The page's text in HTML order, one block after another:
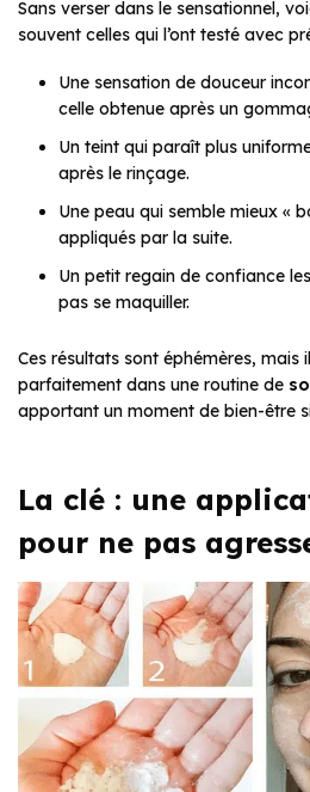
Sans verser dans le sensationnel,
souvent celles qui l’ont testé avec
Une sensation de douceur
celle obtenue après un
Un teint qui paraît plus
après le rinçage.
Une peau qui semble mieux «
appliqués par la suite.
Un petit regain de confiance
pas se maquiller.
Ces résultats sont éphémères, mais
parfaitement dans une routine de
apportant un moment de bien-être
La clé : une
pour ne pas